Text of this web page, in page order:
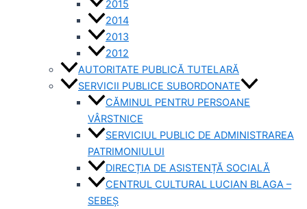
2015
2014
2013
2012
AUTORITATE PUBLICĂ TUTELARĂ
SERVICII PUBLICE SUBORDONATE
CĂMINUL PENTRU PERSOANE
VÂRSTNICE
SERVICIUL PUBLIC DE ADMINISTRAREA
PATRIMONIULUI
DIRECȚIA DE ASISTENȚĂ SOCIALĂ
CENTRUL CULTURAL LUCIAN BLAGA –
SEBEȘ